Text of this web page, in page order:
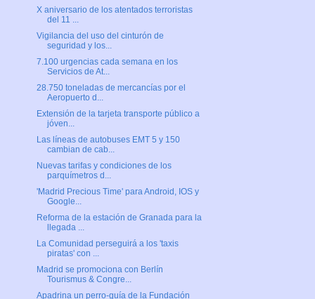
X aniversario de los atentados terroristas
del 11 ...
Vigilancia del uso del cinturón de
seguridad y los...
7.100 urgencias cada semana en los
Servicios de At...
28.750 toneladas de mercancías por el
Aeropuerto d...
Extensión de la tarjeta transporte público a
jóven...
Las líneas de autobuses EMT 5 y 150
cambian de cab...
Nuevas tarifas y condiciones de los
parquímetros d...
'Madrid Precious Time' para Android, IOS y
Google...
Reforma de la estación de Granada para la
llegada ...
La Comunidad perseguirá a los 'taxis
piratas' con ...
Madrid se promociona con Berlín
Tourismus & Congre...
Apadrina un perro-guía de la Fundación